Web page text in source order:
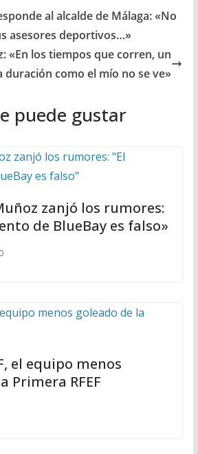
al alcalde de Málaga: «No
asesores deportivos…»
«En los tiempos que corren, un
duración como el mío no se ve»
puede gustar
zanjó los rumores:
de BlueBay es falso»
el equipo menos
Primera RFEF